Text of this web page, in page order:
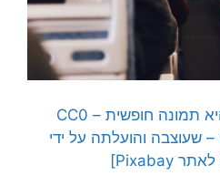
[התמונה המקורית היא תמונה חופשית – CC0
Creative Commons – שעוצבה והועלתה על ידי